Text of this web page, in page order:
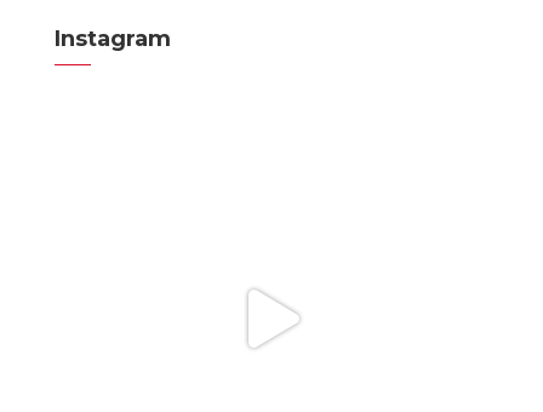
Instagram